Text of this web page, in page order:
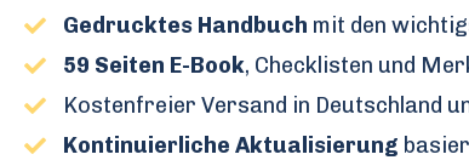
Gedrucktes Handbuch mit den
59 Seiten E-Book, Checklisten und
Kostenfreier Versand in Deutschland
Kontinuierliche Aktualisierung